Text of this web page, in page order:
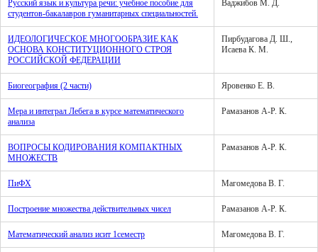
Русский язык и культура речи: учебное пособие для
студентов-бакалавров гуманитарных специальностей.
Ваджибов М. Д.
ИДЕОЛОГИЧЕСКОЕ МНОГООБРАЗИЕ КАК
ОСНОВА КОНСТИТУЦИОННОГО СТРОЯ
РОССИЙСКОЙ ФЕДЕРАЦИИ
Пирбудагова Д. Ш.,
Исаева К. М.
Биогеография (2 части) Яровенко Е. В.
Мера и интеграл Лебега в курсе математического
анализа
Рамазанов А-Р. К.
ВОПРОСЫ КОДИРОВАНИЯ КОМПАКТНЫХ
МНОЖЕСТВ
Рамазанов А-Р. К.
ПиФХ Магомедова В. Г.
Построение множества действительных чисел Рамазанов А-Р. К.
Математический анализ исит 1семестр Магомедова В. Г.